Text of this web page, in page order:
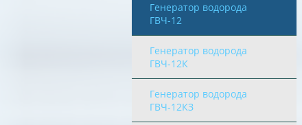
Генератор водорода
ГВЧ-12
Генератор водорода
ГВЧ-12К
Генератор водорода
ГВЧ-12КЗ